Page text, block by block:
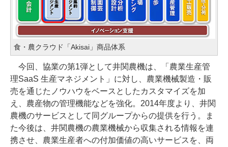
食・農クラウド「Akisai」商品体系
今回、協業の第1弾として井関農機は、「農業生産管
理SaaS 生産マネジメント」に対し、農業機械製造・販
売を通じたノウハウをベースとしたカスタマイズを加
え、農産物の管理機能などを強化。2014年度より、井関
農機のサービスとして同グループからの提供を行う。ま
た今後は、井関農機の農業機械から収集される情報を連
携させ、農業生産者への付加価値の高いサービスを、両